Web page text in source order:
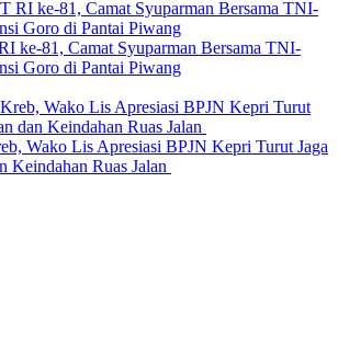
ke-81, Camat Syuparman Bersama TNI-
Goro di Pantai Piwang
Wako Lis Apresiasi BPJN Kepri Turut Jaga
Keindahan Ruas Jalan